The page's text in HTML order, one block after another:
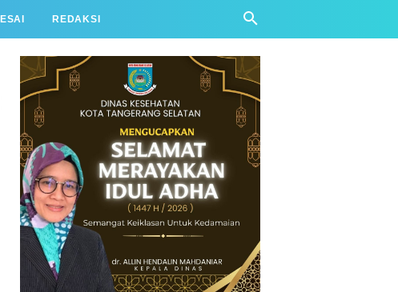
ESAI REDAKSI